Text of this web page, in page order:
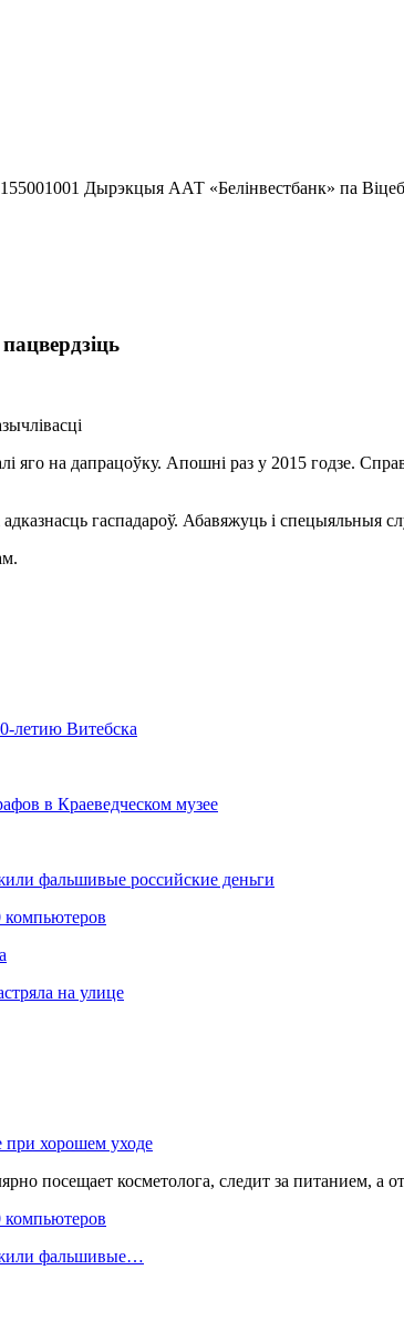
Дырэкцыя ААТ «Белінвестбанк» па
яго на дапрацоўку. Апошні раз у 2015 годзе.
гаспадароў. Абавяжуць і
летию Витебска
в Краеведческом музее
фальшивые российские деньги
компьютеров
на улице
при хорошем уходе
посещает косметолога, следит за питанием, а
компьютеров
фальшивые…